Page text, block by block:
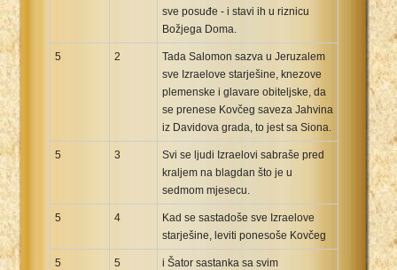
sve posuđe - i stavi ih u riznicu
Božjega Doma.
5 2
Tada Salomon sazva u Jeruzalem
sve Izraelove starješine, knezove
plemenske i glavare obiteljske, da
se prenese Kovčeg saveza Jahvina
iz Davidova grada, to jest sa Siona.
5 3
Svi se ljudi Izraelovi sabraše pred
kraljem na blagdan što je u
sedmom mjesecu.
5 4
Kad se sastadoše sve Izraelove
starješine, leviti ponesoše Kovčeg
5 5
i Šator sastanka sa svim